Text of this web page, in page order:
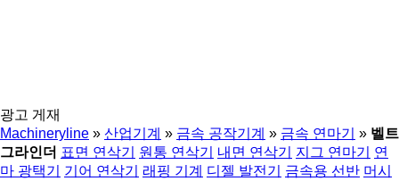
광고 게재
Machineryline » 산업기계 » 금속 공작기계 » 금속 연마기 » 벨트
그라인더 표면 연삭기 원통 연삭기 내면 연삭기 지그 연마기
연
마 광택기
기어 연삭기 래핑 기계 디젤 발전기 금속용 선반 머시